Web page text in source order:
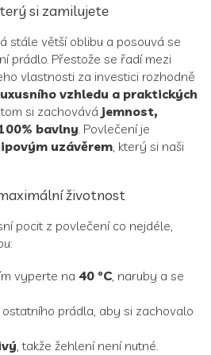
si zamilujete
stále větší oblibu a posouvá se
prádlo. Přestože se řadí mezi
vlastnosti za investici rozhodně
vzhledu a praktických
si zachovává jemnost,
bavlny . Povlečení je
uzávěrem , který si naši
životnost
pocit z povlečení co nejdéle,
vyperte na 40 °C , naruby a se
prádla, aby si zachovalo
, takže žehlení není nutné.